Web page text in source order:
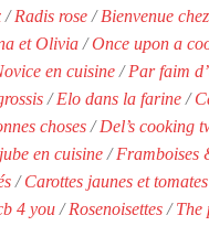
/Radis rose/Bienvenue
et Olivia/Once upon a
en cuisine/Par faim
/Elo dans la farine/
choses/Del’s cooking
en cuisine/Framboises
/Carottes jaunes et
4 you/Rosenoisettes/The